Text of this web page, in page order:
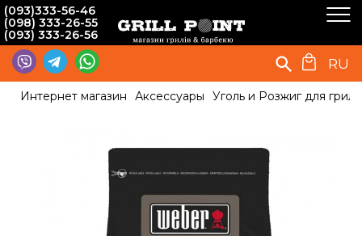
(093)333-56-46
(098) 333-26-55
(093) 333-26-56
RU
Интернет магазин Аксессуары Уголь и Розжиг для гриля